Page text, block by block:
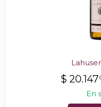
$ 20.147
En